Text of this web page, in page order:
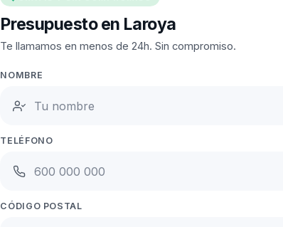
Presupuesto en Laroya
Te llamamos en menos de 24h. Sin compromiso.
NOMBRE
TELÉFONO
CÓDIGO POSTAL